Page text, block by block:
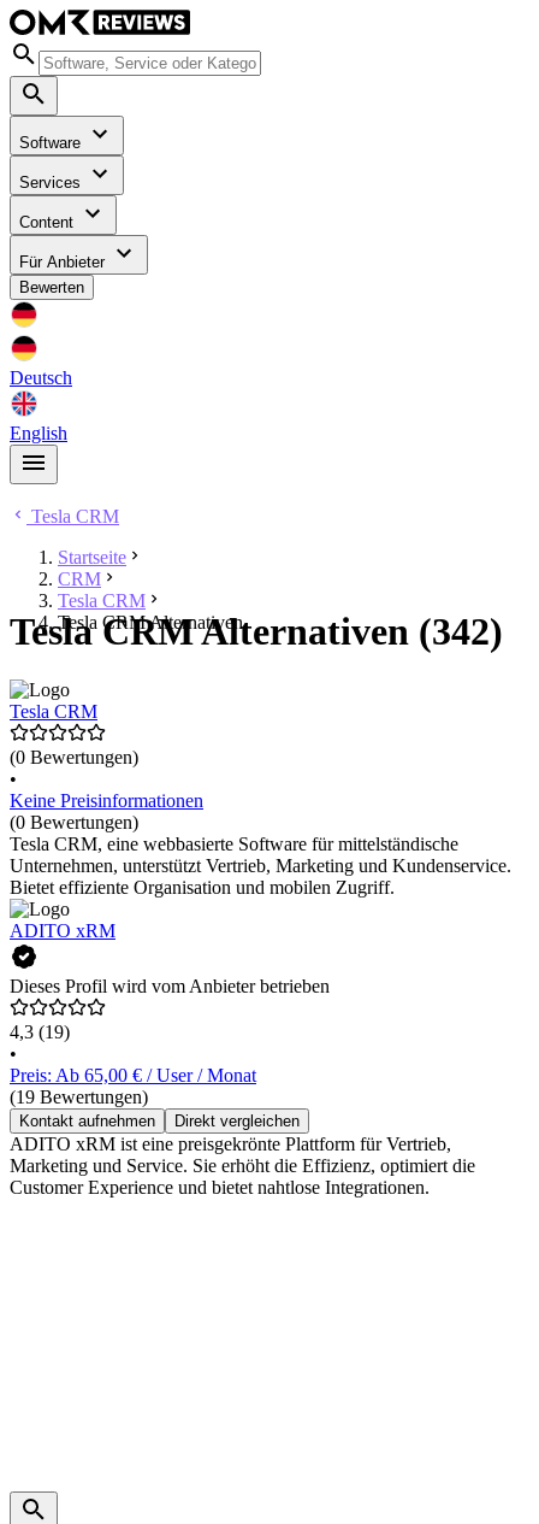
Software
Services
Content
Für Anbieter
Bewerten
Deutsch
English
Tesla CRM
Startseite
CRM
Tesla CRM
Tesla CRM Alternativen
Tesla CRM Alternativen (342)
Tesla CRM
(0 Bewertungen)
•
Keine Preisinformationen
(0 Bewertungen)
Tesla CRM, eine webbasierte Software für mittelständische
Unternehmen, unterstützt Vertrieb, Marketing und Kundenservice.
Bietet effiziente Organisation und mobilen Zugriff.
ADITO xRM
Dieses Profil wird vom Anbieter betrieben
4,3 (19)
•
Preis: Ab 65,00 € / User / Monat
(19 Bewertungen)
Kontakt aufnehmen Direkt vergleichen
ADITO xRM ist eine preisgekrönte Plattform für Vertrieb,
Marketing und Service. Sie erhöht die Effizienz, optimiert die
Customer Experience und bietet nahtlose Integrationen.